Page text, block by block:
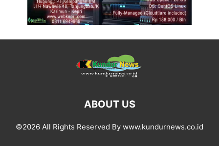
ABOUT US
©2026 All Rights Reserved By www.kundurnews.co.id